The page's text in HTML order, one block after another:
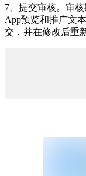
7、提交审核。审
App预览和推广文
交，并在修改后重